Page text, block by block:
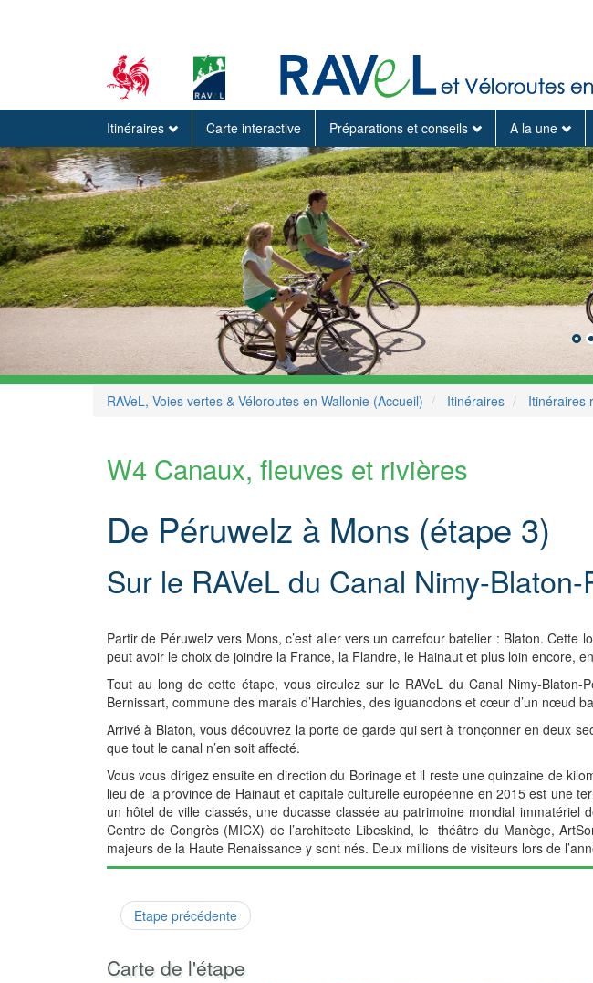
Itinéraires Carte interactive Préparations et conseils A la une
RAVeL, Voies vertes & Véloroutes en Wallonie (Accueil) Itinéraires Itinéraires
W4 Canaux, fleuves et rivières
De Péruwelz à Mons (étape 3)
Sur le RAVeL du Canal Nimy-
Partir de Péruwelz vers Mons, c’est aller vers un carrefour batelier : Blaton.
peut avoir le choix de joindre la France, la Flandre, le Hainaut et plus loin encore,
Tout au long de cette étape, vous circulez sur le RAVeL du Canal Nimy-
Bernissart, commune des marais d’Harchies, des iguanodons et cœur d’un nœud
Arrivé à Blaton, vous découvrez la porte de garde qui sert à tronçonner en deux
que tout le canal n’en soit affecté.
Vous vous dirigez ensuite en direction du Borinage et il reste une quinzaine de
lieu de la province de Hainaut et capitale culturelle européenne en 2015 est une
un hôtel de ville classés, une ducasse classée au patrimoine mondial
Centre de Congrès (MICX) de l’architecte Libeskind, le théâtre du Manège,
majeurs de la Haute Renaissance y sont nés. Deux millions de visiteurs lors de
Etape précédente
Carte de l'étape